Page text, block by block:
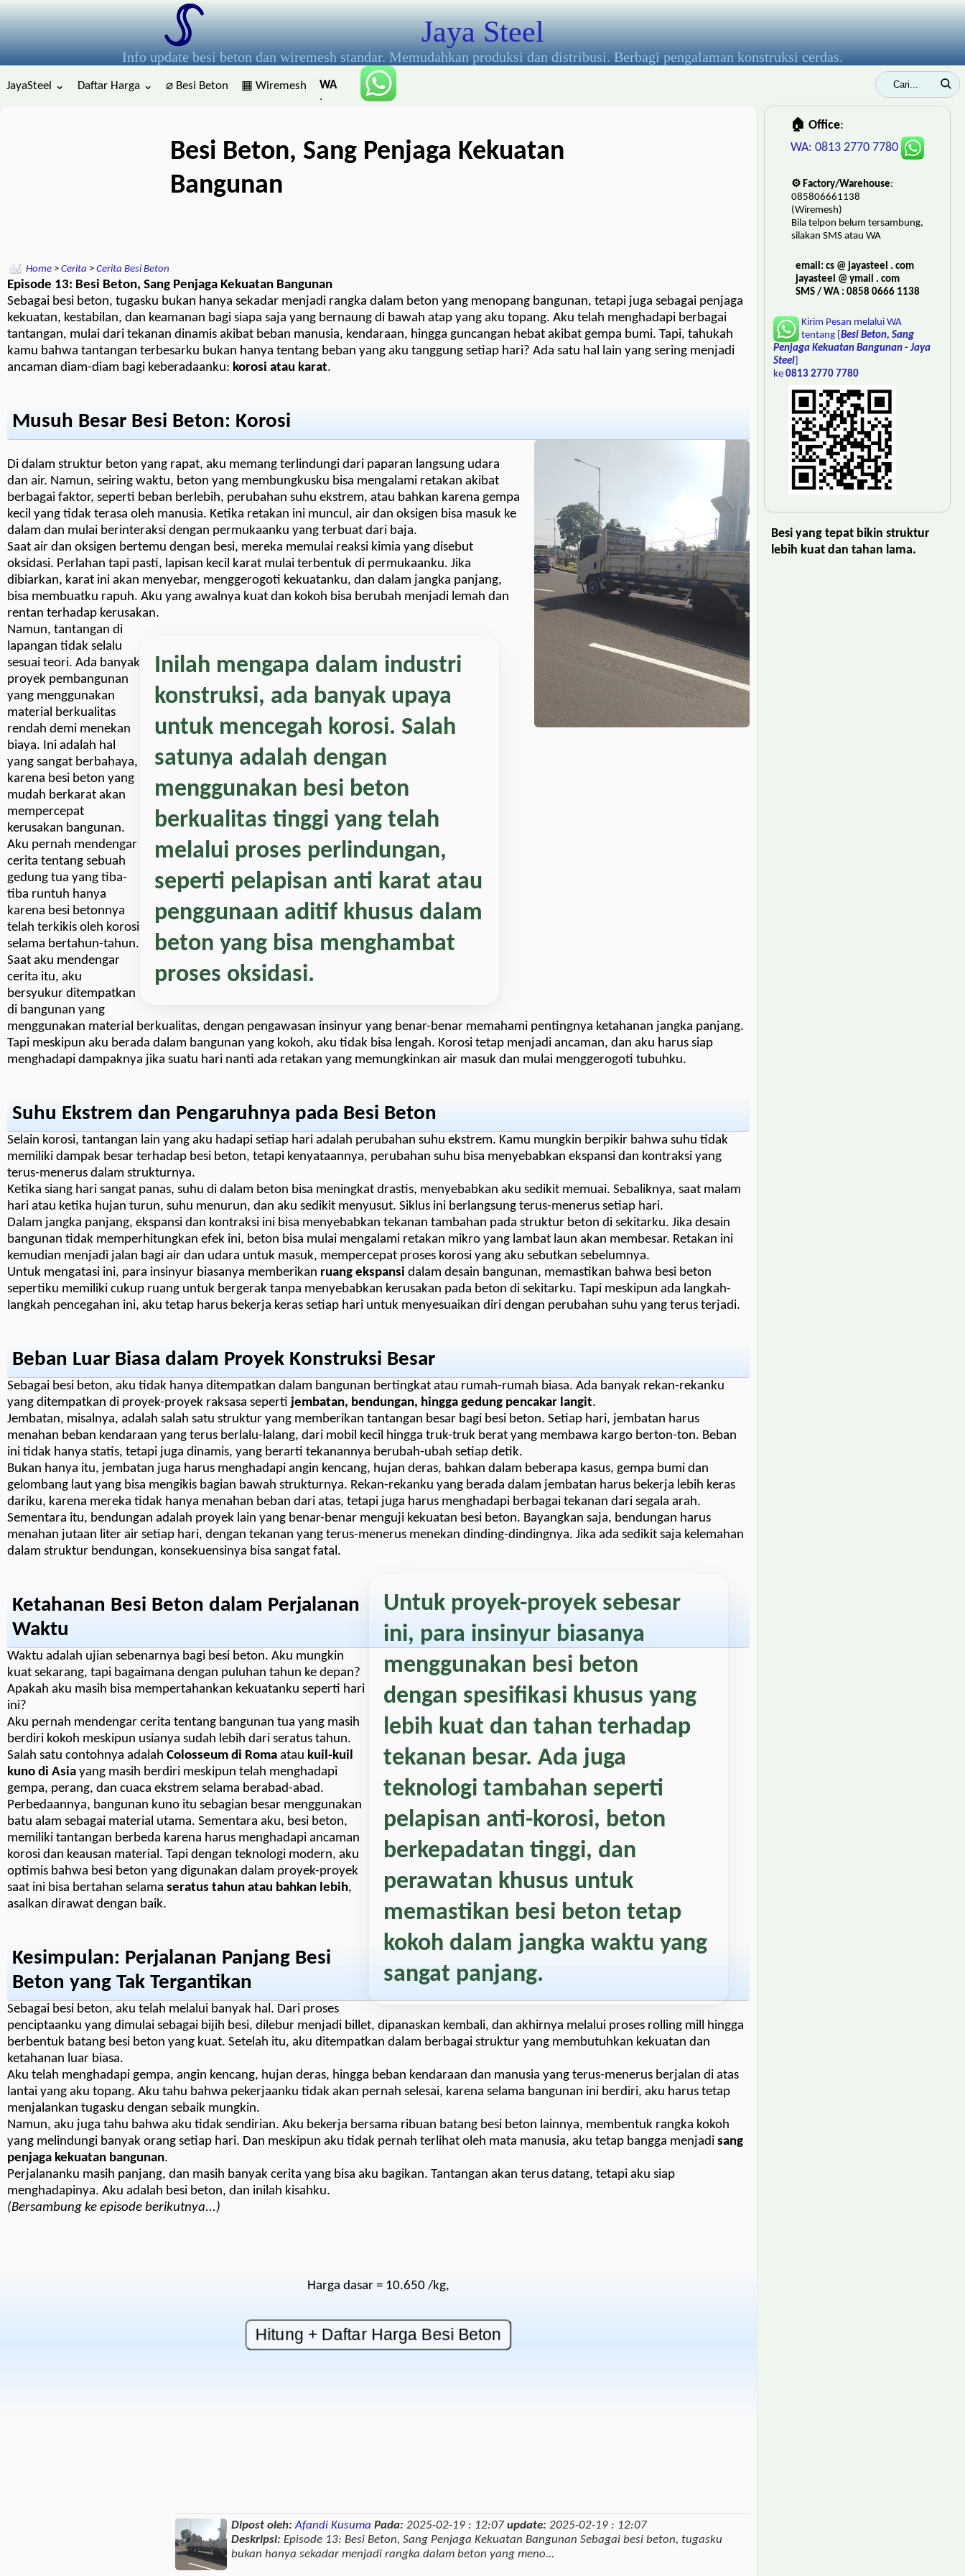
Jaya Steel
Info update besi beton dan wiremesh standar. Memudahkan produksi dan distribusi. Berbagi pengalaman konstruksi cerdas.
JayaSteel ⌄ Daftar Harga ⌄ ⌀ Besi Beton ▦ Wiremesh
WA
:
661
138
Besi Beton, Sang Penjaga Kekuatan
Bangunan
Home > Cerita > Cerita Besi Beton
Episode 13: Besi Beton, Sang Penjaga Kekuatan Bangunan
Sebagai besi beton, tugasku bukan hanya sekadar menjadi rangka dalam beton yang menopang bangunan, tetapi juga sebagai penjaga
kekuatan, kestabilan, dan keamanan bagi siapa saja yang bernaung di bawah atap yang aku topang. Aku telah menghadapi berbagai
tantangan, mulai dari tekanan dinamis akibat beban manusia, kendaraan, hingga guncangan hebat akibat gempa bumi. Tapi, tahukah
kamu bahwa tantangan terbesarku bukan hanya tentang beban yang aku tanggung setiap hari? Ada satu hal lain yang sering menjadi
ancaman diam-diam bagi keberadaanku: korosi atau karat.
Musuh Besar Besi Beton: Korosi
Di dalam struktur beton yang rapat, aku memang terlindungi dari paparan langsung udara
dan air. Namun, seiring waktu, beton yang membungkusku bisa mengalami retakan akibat
berbagai faktor, seperti beban berlebih, perubahan suhu ekstrem, atau bahkan karena gempa
kecil yang tidak terasa oleh manusia. Ketika retakan ini muncul, air dan oksigen bisa masuk ke
dalam dan mulai berinteraksi dengan permukaanku yang terbuat dari baja.
Saat air dan oksigen bertemu dengan besi, mereka memulai reaksi kimia yang disebut
oksidasi. Perlahan tapi pasti, lapisan kecil karat mulai terbentuk di permukaanku. Jika
dibiarkan, karat ini akan menyebar, menggerogoti kekuatanku, dan dalam jangka panjang,
bisa membuatku rapuh. Aku yang awalnya kuat dan kokoh bisa berubah menjadi lemah dan
rentan terhadap kerusakan.
Inilah mengapa dalam industri
konstruksi, ada banyak upaya
untuk mencegah korosi. Salah
satunya adalah dengan
menggunakan besi beton
berkualitas tinggi yang telah
melalui proses perlindungan,
seperti pelapisan anti karat atau
penggunaan aditif khusus dalam
beton yang bisa menghambat
proses oksidasi.
Namun, tantangan di
lapangan tidak selalu
sesuai teori. Ada banyak
proyek pembangunan
yang menggunakan
material berkualitas
rendah demi menekan
biaya. Ini adalah hal
yang sangat berbahaya,
karena besi beton yang
mudah berkarat akan
mempercepat
kerusakan bangunan.
Aku pernah mendengar
cerita tentang sebuah
gedung tua yang tiba-
tiba runtuh hanya
karena besi betonnya
telah terkikis oleh korosi
selama bertahun-tahun.
Saat aku mendengar
cerita itu, aku
bersyukur ditempatkan
di bangunan yang
menggunakan material berkualitas, dengan pengawasan insinyur yang benar-benar memahami pentingnya ketahanan jangka panjang.
Tapi meskipun aku berada dalam bangunan yang kokoh, aku tidak bisa lengah. Korosi tetap menjadi ancaman, dan aku harus siap
menghadapi dampaknya jika suatu hari nanti ada retakan yang memungkinkan air masuk dan mulai menggerogoti tubuhku.
Suhu Ekstrem dan Pengaruhnya pada Besi Beton
Selain korosi, tantangan lain yang aku hadapi setiap hari adalah perubahan suhu ekstrem. Kamu mungkin berpikir bahwa suhu tidak
memiliki dampak besar terhadap besi beton, tetapi kenyataannya, perubahan suhu bisa menyebabkan ekspansi dan kontraksi yang
terus-menerus dalam strukturnya.
Ketika siang hari sangat panas, suhu di dalam beton bisa meningkat drastis, menyebabkan aku sedikit memuai. Sebaliknya, saat malam
hari atau ketika hujan turun, suhu menurun, dan aku sedikit menyusut. Siklus ini berlangsung terus-menerus setiap hari.
Dalam jangka panjang, ekspansi dan kontraksi ini bisa menyebabkan tekanan tambahan pada struktur beton di sekitarku. Jika desain
bangunan tidak memperhitungkan efek ini, beton bisa mulai mengalami retakan mikro yang lambat laun akan membesar. Retakan ini
kemudian menjadi jalan bagi air dan udara untuk masuk, mempercepat proses korosi yang aku sebutkan sebelumnya.
Untuk mengatasi ini, para insinyur biasanya memberikan ruang ekspansi dalam desain bangunan, memastikan bahwa besi beton
sepertiku memiliki cukup ruang untuk bergerak tanpa menyebabkan kerusakan pada beton di sekitarku. Tapi meskipun ada langkah-
langkah pencegahan ini, aku tetap harus bekerja keras setiap hari untuk menyesuaikan diri dengan perubahan suhu yang terus terjadi.
Beban Luar Biasa dalam Proyek Konstruksi Besar
Sebagai besi beton, aku tidak hanya ditempatkan dalam bangunan bertingkat atau rumah-rumah biasa. Ada banyak rekan-rekanku
yang ditempatkan di proyek-proyek raksasa seperti jembatan, bendungan, hingga gedung pencakar langit.
Jembatan, misalnya, adalah salah satu struktur yang memberikan tantangan besar bagi besi beton. Setiap hari, jembatan harus
menahan beban kendaraan yang terus berlalu-lalang, dari mobil kecil hingga truk-truk berat yang membawa kargo berton-ton. Beban
ini tidak hanya statis, tetapi juga dinamis, yang berarti tekanannya berubah-ubah setiap detik.
Bukan hanya itu, jembatan juga harus menghadapi angin kencang, hujan deras, bahkan dalam beberapa kasus, gempa bumi dan
gelombang laut yang bisa mengikis bagian bawah strukturnya. Rekan-rekanku yang berada dalam jembatan harus bekerja lebih keras
dariku, karena mereka tidak hanya menahan beban dari atas, tetapi juga harus menghadapi berbagai tekanan dari segala arah.
Sementara itu, bendungan adalah proyek lain yang benar-benar menguji kekuatan besi beton. Bayangkan saja, bendungan harus
menahan jutaan liter air setiap hari, dengan tekanan yang terus-menerus menekan dinding-dindingnya. Jika ada sedikit saja kelemahan
dalam struktur bendungan, konsekuensinya bisa sangat fatal.
Untuk proyek-proyek sebesar
ini, para insinyur biasanya
menggunakan besi beton
dengan spesifikasi khusus yang
lebih kuat dan tahan terhadap
tekanan besar. Ada juga
teknologi tambahan seperti
pelapisan anti-korosi, beton
berkepadatan tinggi, dan
perawatan khusus untuk
memastikan besi beton tetap
kokoh dalam jangka waktu yang
sangat panjang.
Ketahanan Besi Beton dalam Perjalanan
Waktu
Waktu adalah ujian sebenarnya bagi besi beton. Aku mungkin
kuat sekarang, tapi bagaimana dengan puluhan tahun ke depan?
Apakah aku masih bisa mempertahankan kekuatanku seperti hari
ini?
Aku pernah mendengar cerita tentang bangunan tua yang masih
berdiri kokoh meskipun usianya sudah lebih dari seratus tahun.
Salah satu contohnya adalah Colosseum di Roma atau kuil-kuil
kuno di Asia yang masih berdiri meskipun telah menghadapi
gempa, perang, dan cuaca ekstrem selama berabad-abad.
Perbedaannya, bangunan kuno itu sebagian besar menggunakan
batu alam sebagai material utama. Sementara aku, besi beton,
memiliki tantangan berbeda karena harus menghadapi ancaman
korosi dan keausan material. Tapi dengan teknologi modern, aku
optimis bahwa besi beton yang digunakan dalam proyek-proyek
saat ini bisa bertahan selama seratus tahun atau bahkan lebih,
asalkan dirawat dengan baik.
Kesimpulan: Perjalanan Panjang Besi
Beton yang Tak Tergantikan
Sebagai besi beton, aku telah melalui banyak hal. Dari proses
penciptaanku yang dimulai sebagai bijih besi, dilebur menjadi billet, dipanaskan kembali, dan akhirnya melalui proses rolling mill hingga
berbentuk batang besi beton yang kuat. Setelah itu, aku ditempatkan dalam berbagai struktur yang membutuhkan kekuatan dan
ketahanan luar biasa.
Aku telah menghadapi gempa, angin kencang, hujan deras, hingga beban kendaraan dan manusia yang terus-menerus berjalan di atas
lantai yang aku topang. Aku tahu bahwa pekerjaanku tidak akan pernah selesai, karena selama bangunan ini berdiri, aku harus tetap
menjalankan tugasku dengan sebaik mungkin.
Namun, aku juga tahu bahwa aku tidak sendirian. Aku bekerja bersama ribuan batang besi beton lainnya, membentuk rangka kokoh
yang melindungi banyak orang setiap hari. Dan meskipun aku tidak pernah terlihat oleh mata manusia, aku tetap bangga menjadi sang
penjaga kekuatan bangunan.
Perjalananku masih panjang, dan masih banyak cerita yang bisa aku bagikan. Tantangan akan terus datang, tetapi aku siap
menghadapinya. Aku adalah besi beton, dan inilah kisahku.
(Bersambung ke episode berikutnya...)
Harga dasar = 10.650 /kg,
Dipost oleh: Afandi Kusuma Pada: 2025-02-19 : 12:07 update: 2025-02-19 : 12:07
Deskripsi:Episode 13: Besi Beton, Sang Penjaga Kekuatan Bangunan Sebagai besi beton, tugasku
bukan hanya sekadar menjadi rangka dalam beton yang meno...
🏠 Office:
WA: 0813 2770 7780
⚙️ Factory/Warehouse:
085806661138
(Wiremesh)
Bila telpon belum tersambung,
silakan SMS atau WA
email: cs @ jayasteel . com
jayasteel @ ymail . com
SMS / WA : 0858 0666 1138
Kirim Pesan melalui WA
tentang [ Besi Beton, Sang
Penjaga Kekuatan Bangunan - Jaya
Steel
ke 0813 2770 7780
Besi yang tepat bikin struktur
lebih kuat dan tahan lama.